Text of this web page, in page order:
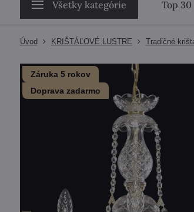
Všetky kategórie Top 30
Úvod KRIŠTÁĽOVÉ LUSTRE Tradičné
Záruka 5 rokov
Doprava zadarmo